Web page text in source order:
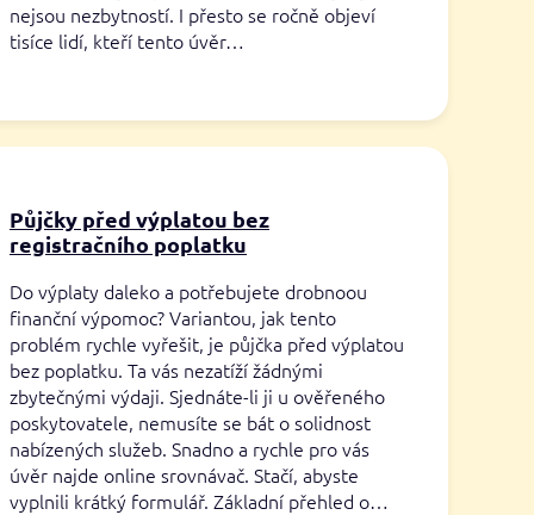
nejsou nezbytností. I přesto se ročně objeví
tisíce lidí, kteří tento úvěr…
Půjčky před výplatou bez
registračního poplatku
Do výplaty daleko a potřebujete drobnoou
finanční výpomoc? Variantou, jak tento
problém rychle vyřešit, je půjčka před výplatou
bez poplatku. Ta vás nezatíží žádnými
zbytečnými výdaji. Sjednáte-li ji u ověřeného
poskytovatele, nemusíte se bát o solidnost
nabízených služeb. Snadno a rychle pro vás
úvěr najde online srovnávač. Stačí, abyste
vyplnili krátký formulář. Základní přehled o…